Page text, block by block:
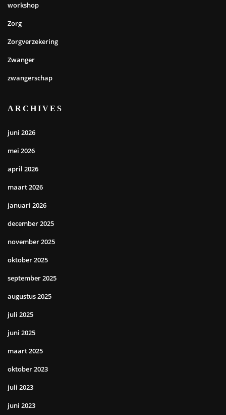
workshop
Zorg
Zorgverzekering
Zwanger
zwangerschap
ARCHIVES
juni 2026
mei 2026
april 2026
maart 2026
januari 2026
december 2025
november 2025
oktober 2025
september 2025
augustus 2025
juli 2025
juni 2025
maart 2025
oktober 2023
juli 2023
juni 2023